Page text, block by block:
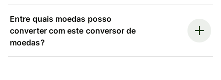
Entre quais moedas posso
converter com este conversor de
moedas?